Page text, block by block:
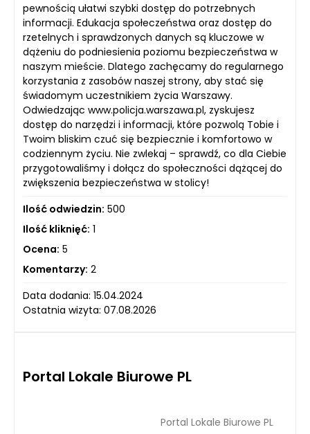
pewnością ułatwi szybki dostęp do potrzebnych
informacji. Edukacja społeczeństwa oraz dostęp do
rzetelnych i sprawdzonych danych są kluczowe w
dążeniu do podniesienia poziomu bezpieczeństwa w
naszym mieście. Dlatego zachęcamy do regularnego
korzystania z zasobów naszej strony, aby stać się
świadomym uczestnikiem życia Warszawy.
Odwiedzając www.policja.warszawa.pl, zyskujesz
dostęp do narzędzi i informacji, które pozwolą Tobie i
Twoim bliskim czuć się bezpiecznie i komfortowo w
codziennym życiu. Nie zwlekaj – sprawdź, co dla Ciebie
przygotowaliśmy i dołącz do społeczności dążącej do
zwiększenia bezpieczeństwa w stolicy!
Ilość odwiedzin: 500
Ilość kliknięć: 1
Ocena: 5
Komentarzy: 2
Data dodania: 15.04.2024
Ostatnia wizyta: 07.08.2026
Portal Lokale Biurowe PL
Portal Lokale Biurowe PL